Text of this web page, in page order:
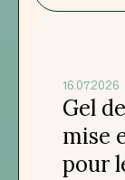
16.07.2026
Gel
mise
pour